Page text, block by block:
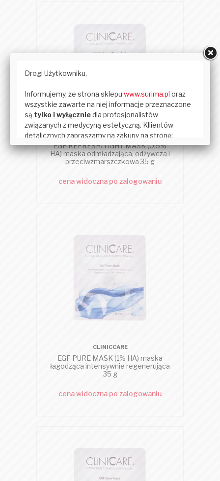
CLINICCARE
EGF REFRESH/TIGHT MASK (0,5%
HA) maska odmładzająca, odżywcza i
przeciwzmarszczkowa 35 g
cena widoczna po zalogowaniu
CLINICCARE
EGF PURE MASK (1% HA) maska
łagodząca intensywnie regenerująca
35 g
cena widoczna po zalogowaniu